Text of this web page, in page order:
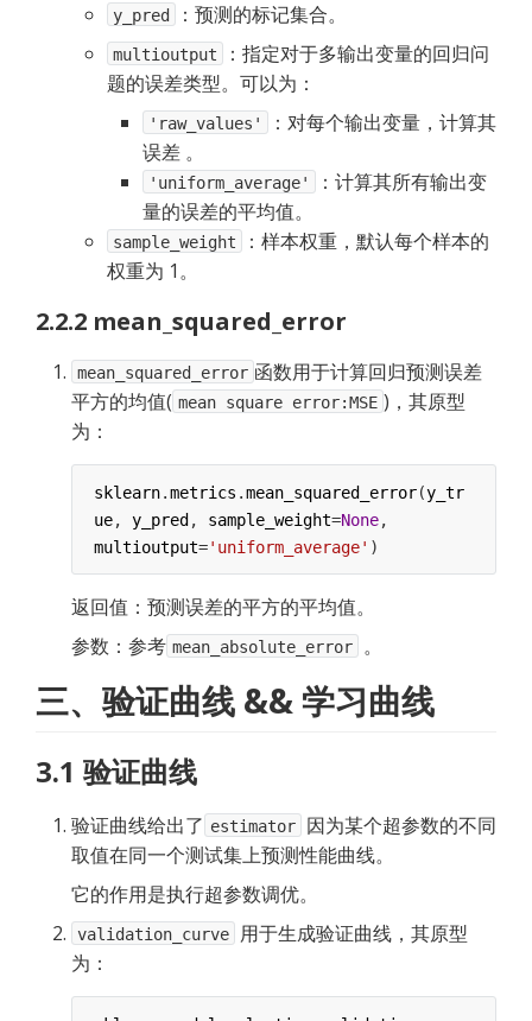
y_pred ：预测的标记集合。
multioutput
：指定对于多输出变量的回归问
题的误差类型。可以为：
'raw_values'
：对每个输出变量，计算其
误差 。
'uniform_average'
：计算其所有输出变
量的误差的平均值。
sample_weight
：样本权重，默认每个样本的
权重为 1。
2.2.2 mean_squared_error
mean_squared_error 函数用于计算回归预测误差
平方的均值( mean square error:MSE )，其原型
为：
sklearn.metrics .mean_squared_error(y_tr
ue, y_pred , sample_weight=None,
multioutput='uniform_average' )
返回值：预测误差的平方的平均值。
参数：参考 mean_absolute_error 。
三、验证曲线 && 学习曲线
3.1 验证曲线
验证曲线给出了 estimator
因为某个超参数的不同
取值在同一个测试集上预测性能曲线。
它的作用是执行超参数调优。
validation_curve
用于生成验证曲线，其原型
为：